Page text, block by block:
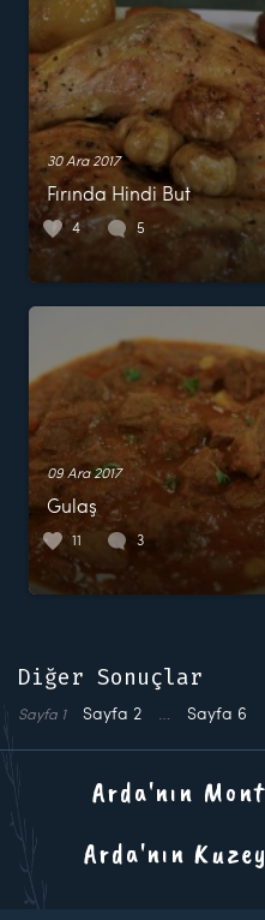
30 Ara 2017
Fırında Hindi But
4 5
09 Ara 2017
Gulaş
11 3
Diğer Sonuçlar
Sayfa 1 Sayfa 2 … Sayfa 6
Arda'nın
Arda'nın